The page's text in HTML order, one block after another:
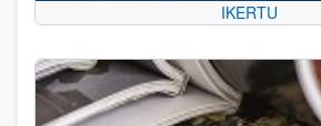
IKERTU